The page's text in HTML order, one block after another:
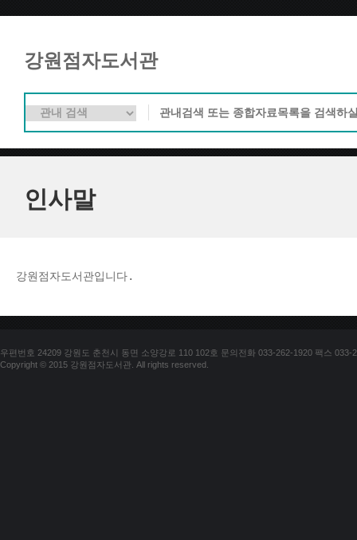
강원점자도서관
인사말
강원점자도서관입니다.
우편번호 24209 강원도 춘천시 동면 소양강로 110 102호 문의전화 033-262-1920 팩스 033-
Copyright © 2015 강원점자도서관. All rights reserved.